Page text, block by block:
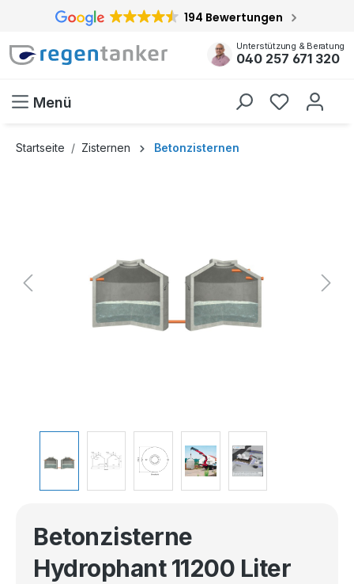
springen 194 Bewertungen
Unterstützung & Beratung
040 257 671 320
Menü
Startseite Zisternen Betonzisternen
Betonzisterne
Hydrophant 11200 Liter